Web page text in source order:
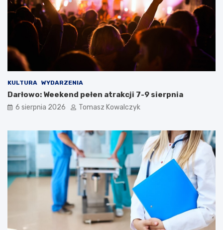
KULTURA WYDARZENIA
Darłowo: Weekend pełen atrakcji 7-9 sierpnia
6 sierpnia 2026 Tomasz Kowalczyk